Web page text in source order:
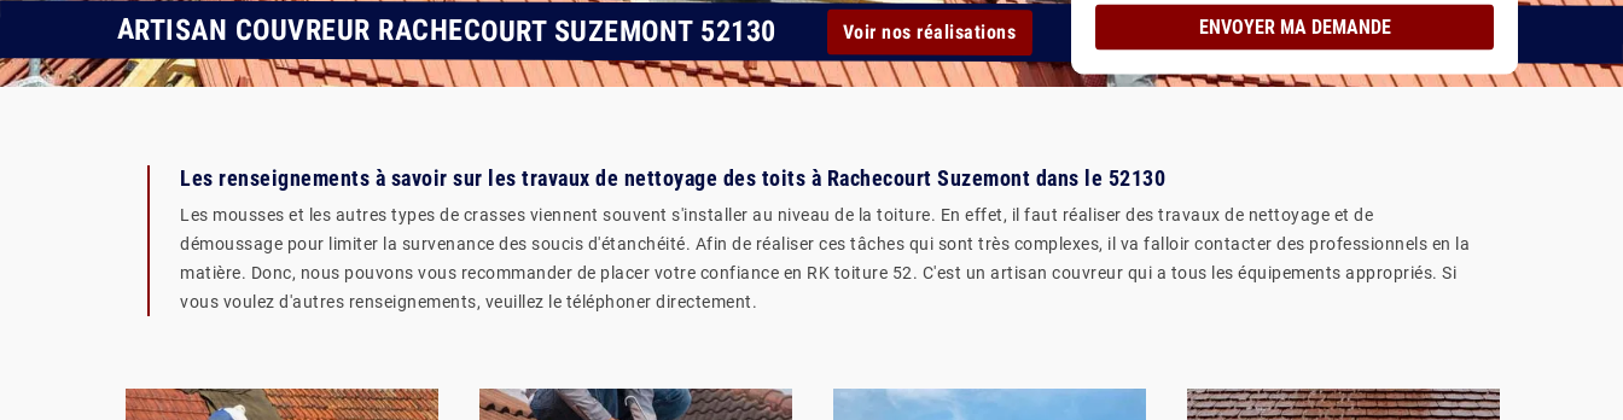
ARTISAN COUVREUR RACHECOURT SUZEMONT 52130 Voir nos réalisations
Les renseignements à savoir sur les travaux de nettoyage des toits à Rachecourt Suzemont dans le 52130
Les mousses et les autres types de crasses viennent souvent s'installer au niveau de la toiture. En effet, il faut réaliser des travaux de nettoyage et de
démoussage pour limiter la survenance des soucis d'étanchéité. Afin de réaliser ces tâches qui sont très complexes, il va falloir contacter des professionnels en la
matière. Donc, nous pouvons vous recommander de placer votre confiance en RK toiture 52. C'est un artisan couvreur qui a tous les équipements appropriés. Si
vous voulez d'autres renseignements, veuillez le téléphoner directement.